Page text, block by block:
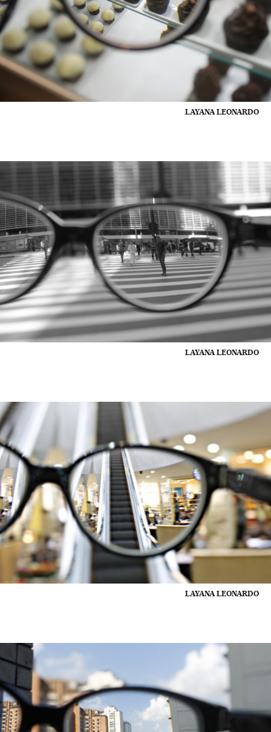
LAYANA LEONARDO
LAYANA LEONARDO
LAYANA LEONARDO